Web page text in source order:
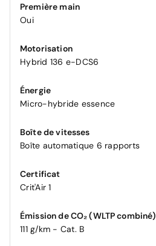
Première main
Oui
Motorisation
Hybrid 136 e-DCS6
Énergie
Micro-hybride essence
Boîte de vitesses
Boîte automatique 6 rapports
Certificat
Crit'Air 1
Émission de CO₂ (WLTP combiné)
111 g/km - Cat. B